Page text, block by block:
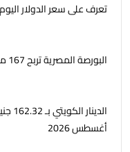
تعرف على سعر الدولار اليوم الجمعة
البورصة المصرية تربح 167 مليار جنيه خلال الأسبوع الماضى
أغسطس 2026